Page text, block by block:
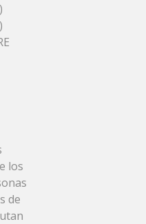
los
de